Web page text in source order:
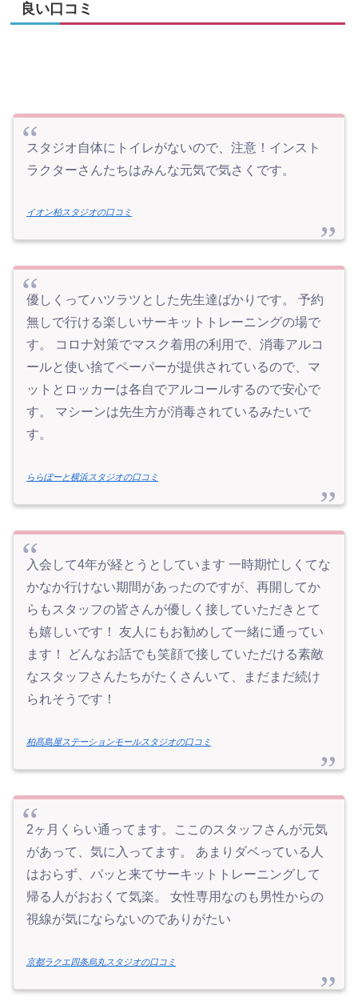
良い口コミ
スタジオ自体にトイレがないので、注意！インスト
ラクターさんたちはみんな元気で気さくです。
イオン柏スタジオの口コミ
優しくってハツラツとした先生達ばかりです。 予約
無しで行ける楽しいサーキットトレーニングの場で
す。 コロナ対策でマスク着用の利用で、消毒アルコ
ールと使い捨てペーパーが提供されているので、マ
ットとロッカーは各自でアルコールするので安心で
す。 マシーンは先生方が消毒されているみたいで
す。
ららぽーと横浜スタジオの口コミ
入会して4年が経とうとしています 一時期忙しくてな
かなか行けない期間があったのですが、再開してか
らもスタッフの皆さんが優しく接していただきとて
も嬉しいです！ 友人にもお勧めして一緒に通ってい
ます！ どんなお話でも笑顔で接していただける素敵
なスタッフさんたちがたくさんいて、まだまだ続け
られそうです！
柏髙島屋ステーションモールスタジオの口コミ
2ヶ月くらい通ってます。ここのスタッフさんが元気
があって、気に入ってます。 あまりダベっている人
はおらず、パッと来てサーキットトレーニングして
帰る人がおおくて気楽。 女性専用なのも男性からの
視線が気にならないのでありがたい
京都ラクエ四条烏丸スタジオの口コミ